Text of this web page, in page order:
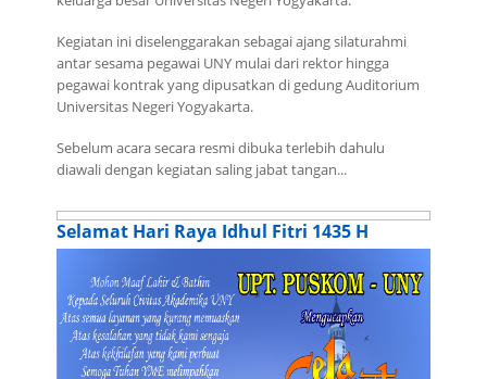
Kegiatan ini diselenggarakan sebagai ajang silaturahmi
antar sesama pegawai UNY mulai dari rektor hingga
pegawai kontrak yang dipusatkan di gedung Auditorium
Universitas Negeri Yogyakarta.
Sebelum acara secara resmi dibuka terlebih dahulu
diawali dengan kegiatan saling jabat tangan...
Selamat Hari Raya Idhul Fitri 1435 H